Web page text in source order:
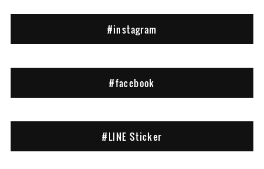
#instagram
#facebook
#LINE Sticker